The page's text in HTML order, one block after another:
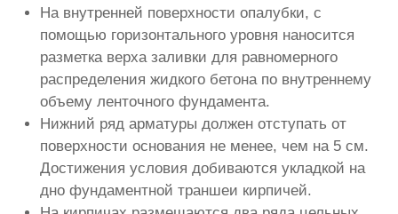
На внутренней поверхности опалубки, с
помощью горизонтального уровня наносится
разметка верха заливки для равномерного
распределения жидкого бетона по внутреннему
объему ленточного фундамента.
Нижний ряд арматуры должен отступать от
поверхности основания не менее, чем на 5 см.
Достижения условия добиваются укладкой на
дно фундаментной траншеи кирпичей.